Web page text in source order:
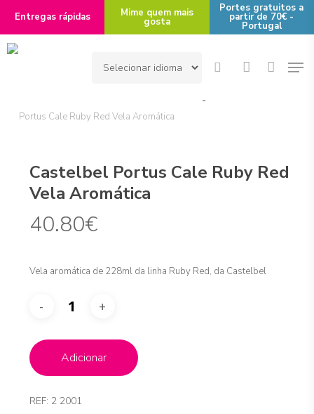
main
content
Entregas rápidas Mime quem mais
gosta
Portes gratuitos a
partir de 70€ -
Portugal
searchaccount
Portus Cale Ruby Red Vela Aromática
Castelbel Portus Cale Ruby Red
Vela Aromática
40.80€
Vela aromática de 228ml da linha Ruby Red, da Castelbel
Adicionar
REF: 2 2001